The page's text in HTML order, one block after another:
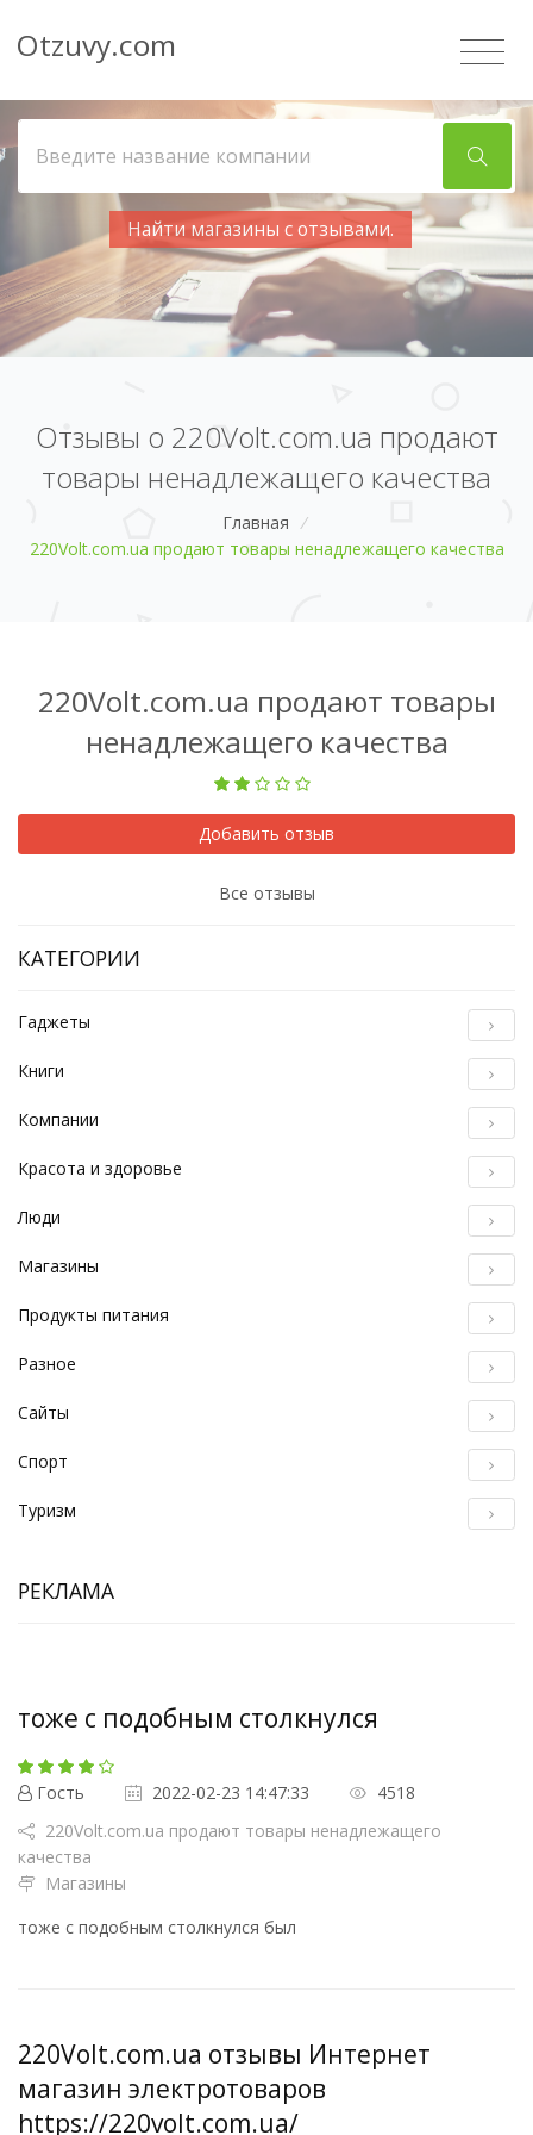
Otzuvy.com
Найти магазины с отзывами.
Отзывы о 220Volt.com.ua продают
товары ненадлежащего качества
Главная /
220Volt.com.ua продают товары ненадлежащего качества
220Volt.com.ua продают товары
ненадлежащего качества
Добавить отзыв
Все отзывы
КАТЕГОРИИ
Гаджеты
Книги
Компании
Красота и здоровье
Люди
Магазины
Продукты питания
Разное
Сайты
Спорт
Туризм
РЕКЛАМА
тоже с подобным столкнулся
Гость 2022-02-23 14:47:33
4518
220Volt.com.ua продают товары ненадлежащего
качества
Магазины
тоже с подобным столкнулся был
220Volt.com.ua отзывы Интернет
магазин электротоваров
https://220volt.com.ua/